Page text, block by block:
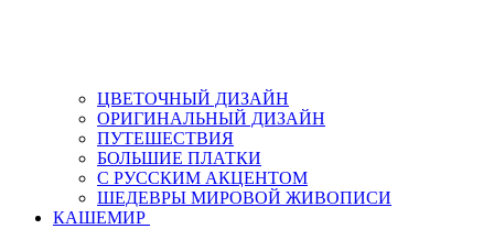
ЦВЕТОЧНЫЙ ДИЗАЙН
ОРИГИНАЛЬНЫЙ ДИЗАЙН
ПУТЕШЕСТВИЯ
БОЛЬШИЕ ПЛАТКИ
С РУССКИМ АКЦЕНТОМ
ШЕДЕВРЫ МИРОВОЙ ЖИВОПИСИ
КАШЕМИР